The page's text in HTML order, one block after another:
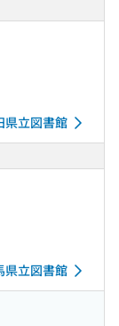
県立図書館
県立図書館